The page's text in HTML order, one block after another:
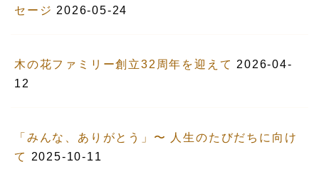
セージ 2026-05-24
木の花ファミリー創立32周年を迎えて 2026-04-
12
「みんな、ありがとう」〜 人生のたびだちに向け
て
2025-10-11